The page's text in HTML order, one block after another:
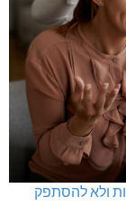
ולא להסתפק